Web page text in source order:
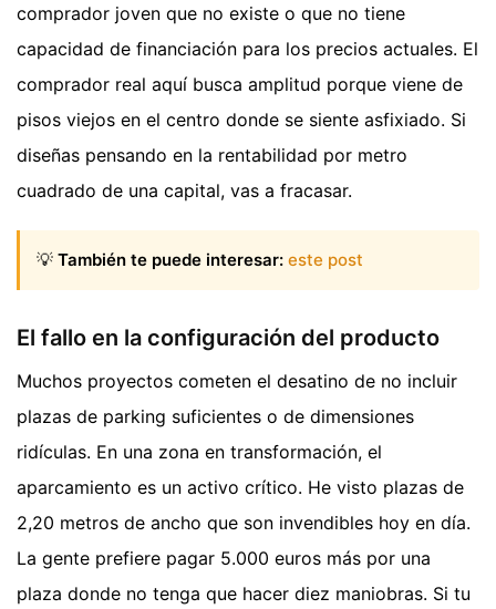
comprador joven que no existe o que no tiene
capacidad de financiación para los precios actuales. El
comprador real aquí busca amplitud porque viene de
pisos viejos en el centro donde se siente asfixiado. Si
diseñas pensando en la rentabilidad por metro
cuadrado de una capital, vas a fracasar.
💡 También te puede interesar: este post
El fallo en la configuración del producto
Muchos proyectos cometen el desatino de no incluir
plazas de parking suficientes o de dimensiones
ridículas. En una zona en transformación, el
aparcamiento es un activo crítico. He visto plazas de
2,20 metros de ancho que son invendibles hoy en día.
La gente prefiere pagar 5.000 euros más por una
plaza donde no tenga que hacer diez maniobras. Si tu